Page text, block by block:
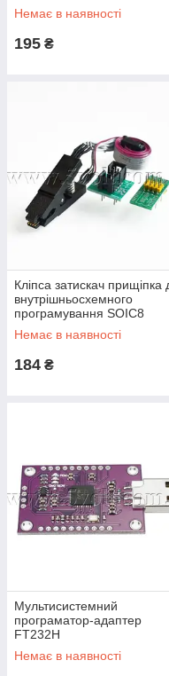
Немає в наявності
195 ₴
Кліпса затискач прищіпка
внутрішньосхемного
програмування SOIC8
Немає в наявності
184 ₴
Мультисистемний
програматор-адаптер
FT232H
Немає в наявності